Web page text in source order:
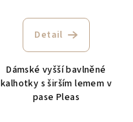
Detail
Dámské vyšší bavlněné
kalhotky s širším lemem v
pase Pleas